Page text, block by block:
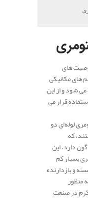
های
های مکانیکی
شود و از این
قرار می
لوله‌ای دو
که
دارد. این
بسیار کم
و بازدارنده
منظور
در صنعت